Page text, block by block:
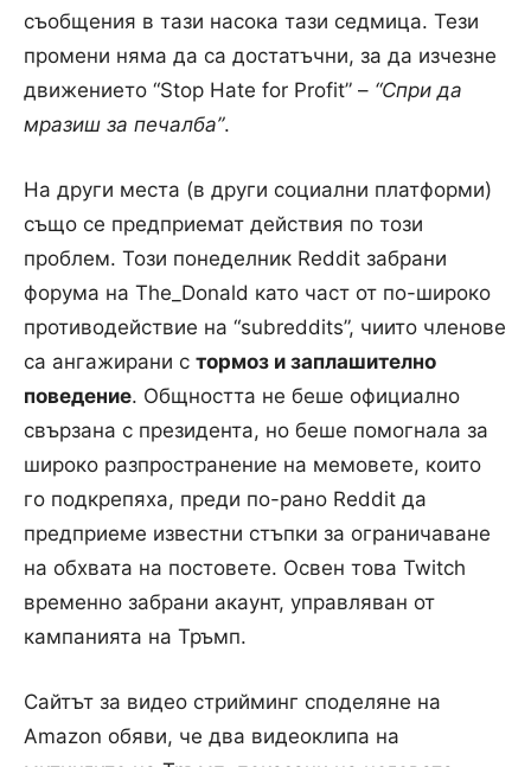
съобщения в тази насока тази седмица. Тези
промени няма да са достатъчни, за да изчезне
движението “Stop Hate for Profit” – “Спри да
мразиш за печалба”.
На други места (в други социални платформи)
също се предприемат действия по този
проблем. Този понеделник Reddit забрани
форума на The_Donald като част от по-широко
противодействие на “subreddits”, чиито членове
са ангажирани с тормоз и заплашително
поведение. Общността не беше официално
свързана с президента, но беше помогнала за
широко разпространение на мемовете, които
го подкрепяха, преди по-рано Reddit да
предприеме известни стъпки за ограничаване
на обхвата на постовете. Освен това Twitch
временно забрани акаунт, управляван от
кампанията на Тръмп.
Сайтът за видео стрийминг споделяне на
Amazon обяви, че два видеоклипа на